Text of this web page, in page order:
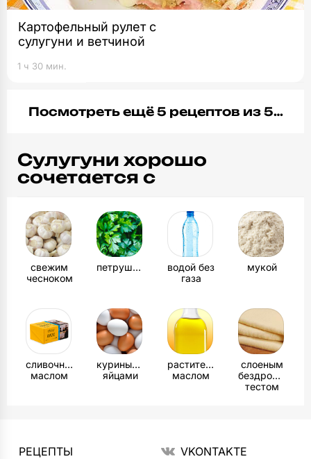
Картофельный рулет с
сулугуни и ветчиной
1 ч 30 мин.
Посмотреть ещё 5 рецептов из 5…
Сулугуни хорошо
сочетается с
свежим
чесноком
петрушкой
водой без
газа
мукой
сливочным
маслом
куриными
яйцами
растительным
маслом
слоеным
тестом
РЕЦЕПТЫ VKONTAKTE